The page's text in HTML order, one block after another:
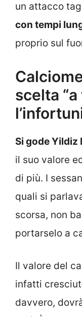
un attacco
con tempi
proprio sul
scelta
Si gode Yildiz
il suo valore
di più. I
quali si
scorsa, non
portarselo a
Il valore del
infatti
davvero,